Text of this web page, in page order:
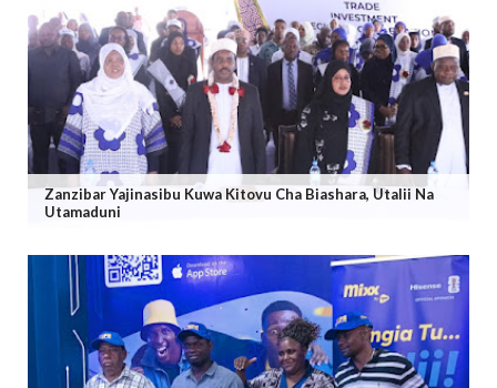
Zanzibar Yajinasibu Kuwa Kitovu Cha Biashara, Utalii Na
Utamaduni